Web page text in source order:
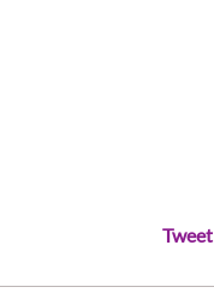
Tweet